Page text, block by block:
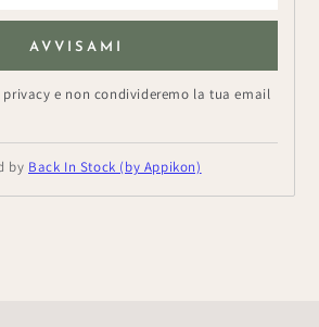
AVVISAMI
e non condivideremo la tua email
by Back In Stock (by Appikon)